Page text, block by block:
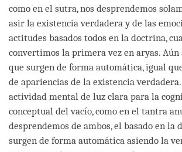
como en el sutra, nos desprendemos
asir la existencia verdadera y de las
actitudes basados todos en la doctrina,
convertimos la primera vez en aryas. Aún
que surgen de forma automática, igual
de apariencias de la existencia
actividad mental de luz clara para la
conceptual del vacío, como en el tantra
desprendemos de ambos, el basado en la
surgen de forma automática asiendo la